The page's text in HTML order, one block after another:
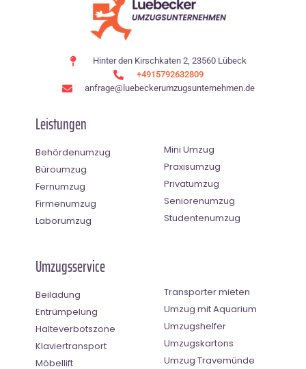
Hinter den Kirschkaten 2, 23560 Lübeck
+4915792632809
anfrage@luebeckerumzugsunternehmen.de
Leistungen
Behördenumzug
Büroumzug
Fernumzug
Firmenumzug
Laborumzug
Mini Umzug
Praxisumzug
Privatumzug
Seniorenumzug
Studentenumzug
Umzugsservice
Beiladung
Entrümpelung
Halteverbotszone
Klaviertransport
Möbellift
Transporter mieten
Umzug mit Aquarium
Umzugshelfer
Umzugskartons
Umzug Travemünde